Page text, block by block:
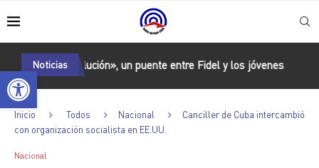
Abrir barra de herramientas
Noticias
Revolución», un puente entre Fidel y los jóvenes
Inicio Todos Nacional
Canciller de Cuba intercambió
con organización socialista en EE.UU.
Nacional